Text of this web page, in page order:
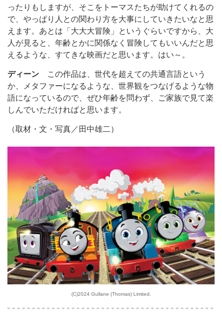
ったりもしますが、そこをトーマスたちが助けてくれるの
で、やっぱり人との関わり方を大事にしていきたいなと思
えます。あとは「大大大冒険」というぐらいですから、大
人が見ると、年齢とかに関係なく冒険してもいいんだと思
えるような、すてきな映画だと思います。はい～。
ディーン この作品は、世代を超えての共通言語という
か、メタファーになるような、世界観をつなげるような物
語になっているので、ぜひ年齢を問わず、ご家族で見て楽
しんでいただければと思います。
（取材・文・写真／田中雄二）
(C)2024 Gullane (Thomas) Limited.